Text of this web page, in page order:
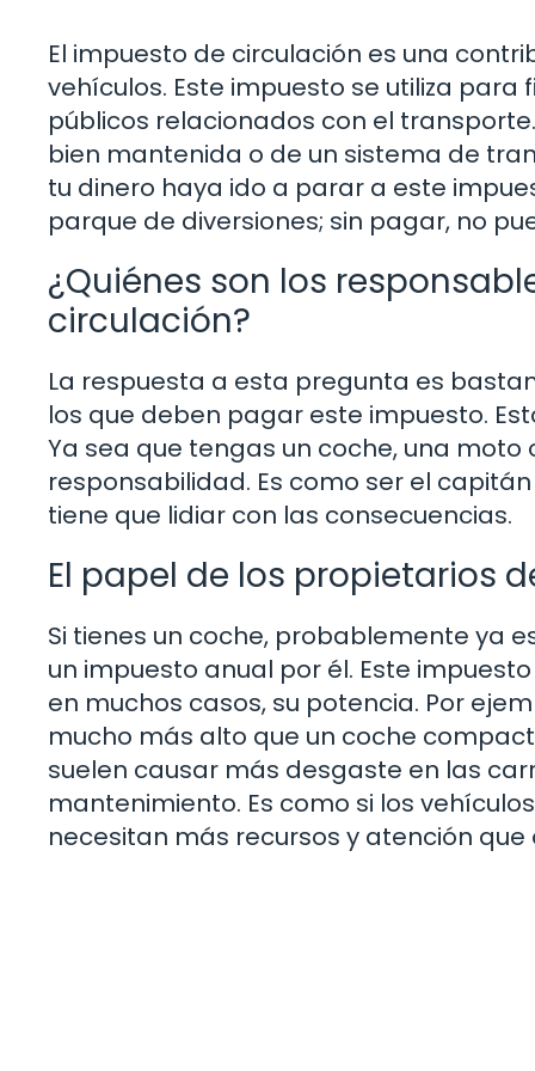
El impuesto de circulación es una
vehículos. Este impuesto se utiliza
públicos relacionados con el
bien mantenida o de un sistema de
tu dinero haya ido a parar a este
parque de diversiones; sin pagar, no
¿Quiénes son los
circulación?
La respuesta a esta pregunta es
los que deben pagar este impuesto.
Ya sea que tengas un coche, una moto
responsabilidad. Es como ser el
tiene que lidiar con las consecuencias.
El papel de los propietarios
Si tienes un coche, probablemente ya
un impuesto anual por él. Este
en muchos casos, su potencia. Por
mucho más alto que un coche
suelen causar más desgaste en las
mantenimiento. Es como si los
necesitan más recursos y atención que